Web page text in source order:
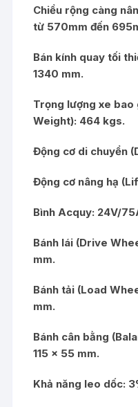
Chiều rộng càng
từ 570mm đến
Bán kính quay tối
1340 mm.
Trọng lượng xe bao
Weight): 464 kgs.
Động cơ di chuyển
Động cơ nâng hạ
Bình Acquy: 24V/
Bánh lái (Drive
mm.
Bánh tải (Load
mm.
Bánh cân bằng
115 x 55 mm.
Khả năng leo dốc: